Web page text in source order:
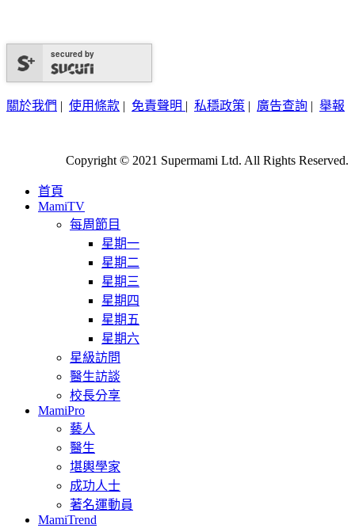
secured by
關於我們 | 使用條款 | 免責聲明 | 私穩政策 | 廣告查詢 | 舉報
Copyright © 2021 Supermami Ltd. All Rights Reserved.
首頁
MamiTV
每周節目
星期一
星期二
星期三
星期四
星期五
星期六
星級訪問
醫生訪談
校長分享
MamiPro
藝人
醫生
堪輿學家
成功人士
著名運動員
MamiTrend